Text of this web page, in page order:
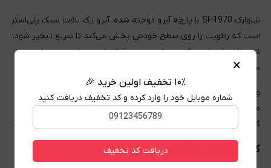
شلوارک SH1970 با پارچه آیرو دوخته شده. آیرو یک بافت سبک پلی‌استر
است که رطوبت را روی سطح خودش پخش می‌کند تا سریع تبخیر شود.
نتیجه‌اش این است که بعد از بیست دقیقه تمرین شدید هم پارچه
سنگین نمی‌شود و به پوست نمی‌چسبد.
وزن پارچه کم است و ضخامتش پایین. این یعنی هوا از بین الیاف عبور
می‌کند و دمای بدن راحت‌تر تنظیم می‌شود. برای تمرین در باشگاه‌های
گرم یا دویدن در فصل‌های گرم سال، همین یک ویژگی تفاوت را می‌سازد.
کمری که سر جایش می‌ماند
×
۱۰٪ تخفیف اولین خرید 🎉
شماره موبایل خود را وارد کرده و کد تخفیف دریافت کنید
دریافت کد تخفیف